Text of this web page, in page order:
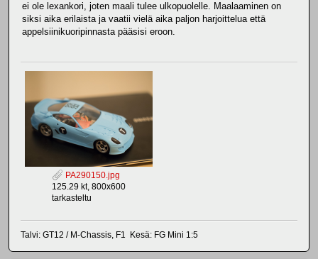
ei ole lexankori, joten maali tulee ulkopuolelle. Maalaaminen on
siksi aika erilaista ja vaatii vielä aika paljon harjoittelua että
appelsiinikuoripinnasta pääsisi eroon.
PA290150.jpg
125.29 kt, 800x600
tarkasteltu
Talvi: GT12 / M-Chassis, F1 Kesä: FG Mini 1:5